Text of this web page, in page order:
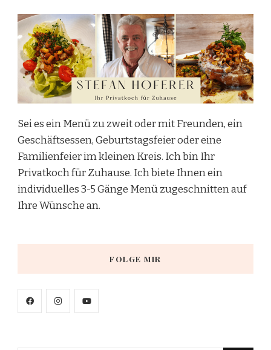
Sei es ein Menü zu zweit oder mit Freunden, ein
Geschäftsessen, Geburtstagsfeier oder eine
Familienfeier im kleinen Kreis. Ich bin Ihr
Privatkoch für Zuhause. Ich biete Ihnen ein
individuelles 3-5 Gänge Menü zugeschnitten auf
Ihre Wünsche an.
FOLGE MIR